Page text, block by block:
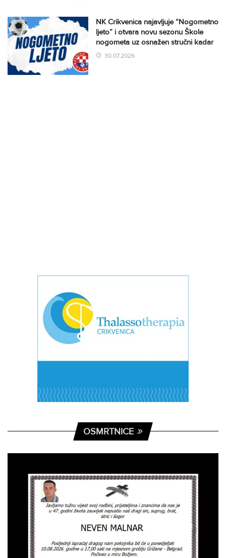
NK Crikvenica najavljuje “Nogometno
ljeto” i otvara novu sezonu Škole
nogometa uz osnažen stručni kadar
30.07.2026
OSMRTNICE